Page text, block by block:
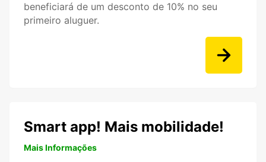
beneficiará de um desconto de 10% no seu
primeiro aluguer.
Smart app! Mais mobilidade!
Mais Informações